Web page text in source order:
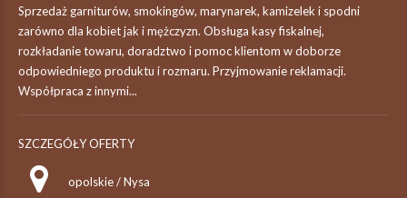
Sprzedaż garniturów, smokingów, marynarek, kamizelek i spodni
zarówno dla kobiet jak i mężczyzn. Obsługa kasy fiskalnej,
rozkładanie towaru, doradztwo i pomoc klientom w doborze
odpowiedniego produktu i rozmaru. Przyjmowanie reklamacji.
Współpraca z innymi...
SZCZEGÓŁY OFERTY
opolskie / Nysa